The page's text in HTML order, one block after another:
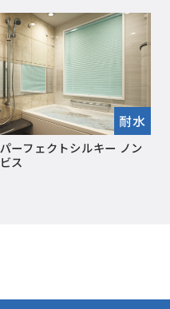
耐水
パーフェクトシルキー ノン
ビス